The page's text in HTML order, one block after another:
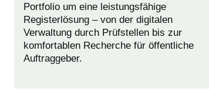
Portfolio um eine leistungsfähige
Registerlösung – von der digitalen
Verwaltung durch Prüfstellen bis zur
komfortablen Recherche für öffentliche
Auftraggeber.